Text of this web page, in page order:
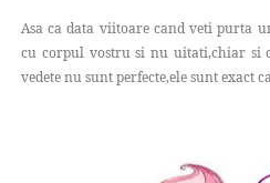
Asa ca data viitoare cand veti purta
cu corpul vostru si nu uitati,chiar si
vedete nu sunt perfecte,ele sunt exact